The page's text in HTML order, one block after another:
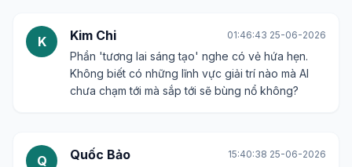
K Kim Chi 01:46:43 25-06-2026
Phần 'tương lai sáng tạo' nghe có vẻ hứa hẹn.
Không biết có những lĩnh vực giải trí nào mà AI
chưa chạm tới mà sắp tới sẽ bùng nổ không?
Q Quốc Bảo 15:40:38 25-06-2026